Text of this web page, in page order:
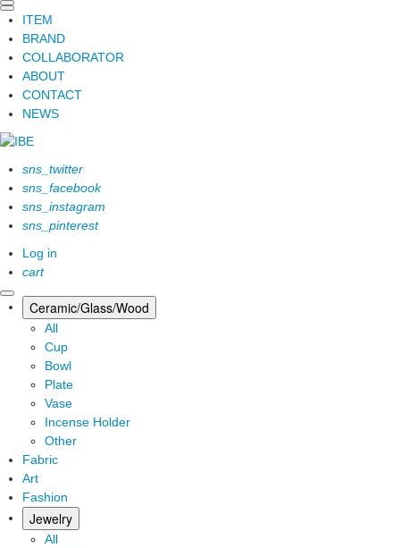
ITEM
BRAND
COLLABORATOR
ABOUT
CONTACT
NEWS
sns_twitter
sns_facebook
sns_instagram
sns_pinterest
Log in
cart
Ceramic/Glass/Wood
All
Cup
Bowl
Plate
Vase
Incense Holder
Other
Fabric
Art
Fashion
Jewelry
All